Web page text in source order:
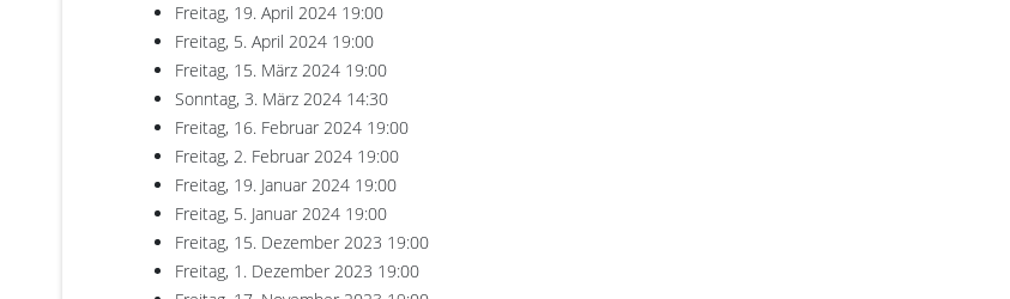
Freitag, 19. April 2024 19:00
Freitag, 5. April 2024 19:00
Freitag, 15. März 2024 19:00
Sonntag, 3. März 2024 14:30
Freitag, 16. Februar 2024 19:00
Freitag, 2. Februar 2024 19:00
Freitag, 19. Januar 2024 19:00
Freitag, 5. Januar 2024 19:00
Freitag, 15. Dezember 2023 19:00
Freitag, 1. Dezember 2023 19:00